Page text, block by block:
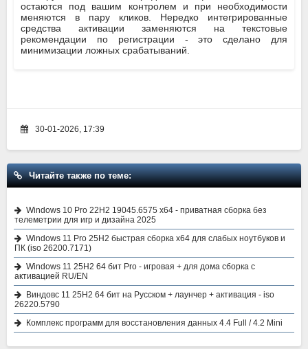
остаются под вашим контролем и при необходимости
меняются в пару кликов. Нередко интегрированные
средства активации заменяются на текстовые
рекомендации по регистрации - это сделано для
минимизации ложных срабатываний.
30-01-2026, 17:39
Читайте также по теме:
Windows 10 Pro 22H2 19045.6575 x64 - приватная сборка без
телеметрии для игр и дизайна 2025
Windows 11 Pro 25H2 быстрая сборка x64 для слабых ноутбуков и
ПК (iso 26200.7171)
Windows 11 25H2 64 бит Pro - игровая + для дома сборка с
активацией RU/EN
Виндовс 11 25H2 64 бит на Русском + лаунчер + активация - iso
26220.5790
Комплекс программ для восстановления данных 4.4 Full / 4.2 Mini